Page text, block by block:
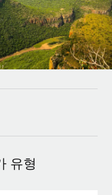
화
유형